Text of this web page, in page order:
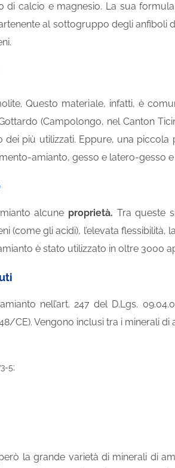
di calcio e magnesio. La sua
al sottogruppo degli anfiboli
Questo materiale, infatti, è
(Campolongo, nel Canton
più utilizzati. Eppure, una
amianto, gesso e latero-gesso
alcune proprietà. Tra queste
(come gli acidi), l’elevata flessibilità,
è stato utilizzato in oltre 3000
nell’art. 247 del D.Lgs.
CE). Vengono inclusi tra i minerali di
5;
la grande varietà di minerali di